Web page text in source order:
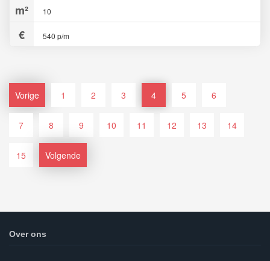
10
540 p/m
Vorige 1 2 3 4 5 6
7 8 9 10 11 12 13 14
15 Volgende
Over ons